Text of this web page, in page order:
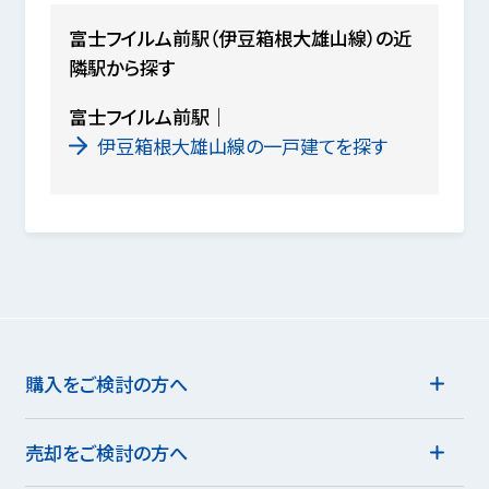
富士フイルム前駅（伊豆箱根大雄山線）の近
隣駅から探す
富士フイルム前駅
伊豆箱根大雄山線の一戸建てを探す
購入をご検討の方へ
売却をご検討の方へ